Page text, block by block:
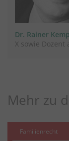
Dr. Rainer
X sowie Dozent
Mehr zu
Familienrecht